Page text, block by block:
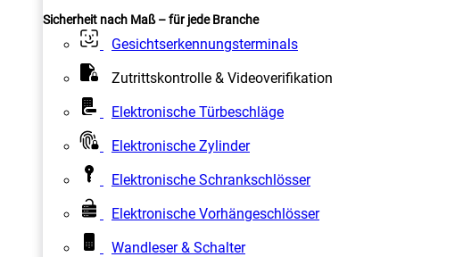
Sicherheit nach Maß – für jede Branche
Gesichtserkennungsterminals
Zutrittskontrolle & Videoverifikation
Elektronische Türbeschläge
Elektronische Zylinder
Elektronische Schrankschlösser
Elektronische Vorhängeschlösser
Wandleser & Schalter